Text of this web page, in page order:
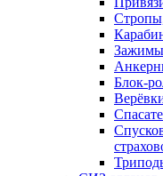
Зажимы
Блок-